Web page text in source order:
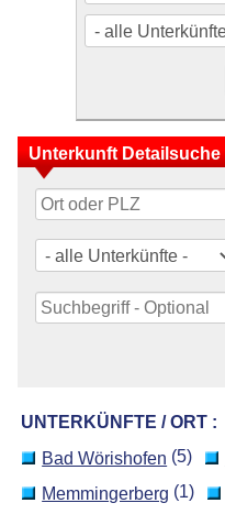
Unterkunft Detailsuche
UNTERKÜNFTE / ORT :
Bad Wörishofen (5)
Memmingerberg (1)